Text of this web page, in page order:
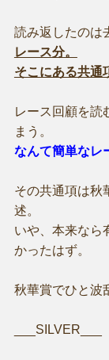
読み返したのは
レース分。
そこにある共通
レース回顧を読
まう。
なんて簡単なレ
その共通項は秋
述。
いや、本来なら
かったはず。
秋華賞でひと波
___SILVER___